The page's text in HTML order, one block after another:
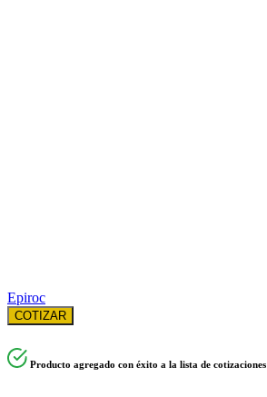
Epiroc
COTIZAR
Producto agregado con éxito a la lista de cotizaciones